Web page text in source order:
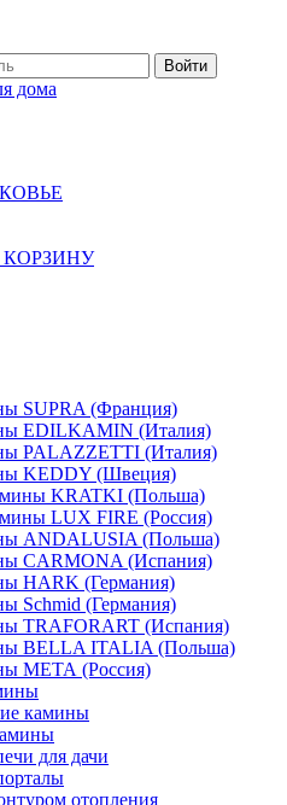
КОРЗИНУ
SUPRA (Франция)
EDILKAMIN (Италия)
PALAZZETTI (Италия)
KEDDY (Швеция)
KRATKI (Польша)
LUX FIRE (Россия)
ANDALUSIA (Польша)
CARMONA (Испания)
HARK (Германия)
Schmid (Германия)
TRAFORART (Испания)
BELLA ITALIA (Польша)
МЕТА (Россия)
камины
для дачи
отопления